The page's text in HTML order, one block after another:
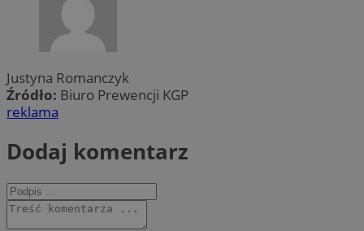
Justyna Romanczyk
Źródło: Biuro Prewencji KGP
reklama
Dodaj komentarz